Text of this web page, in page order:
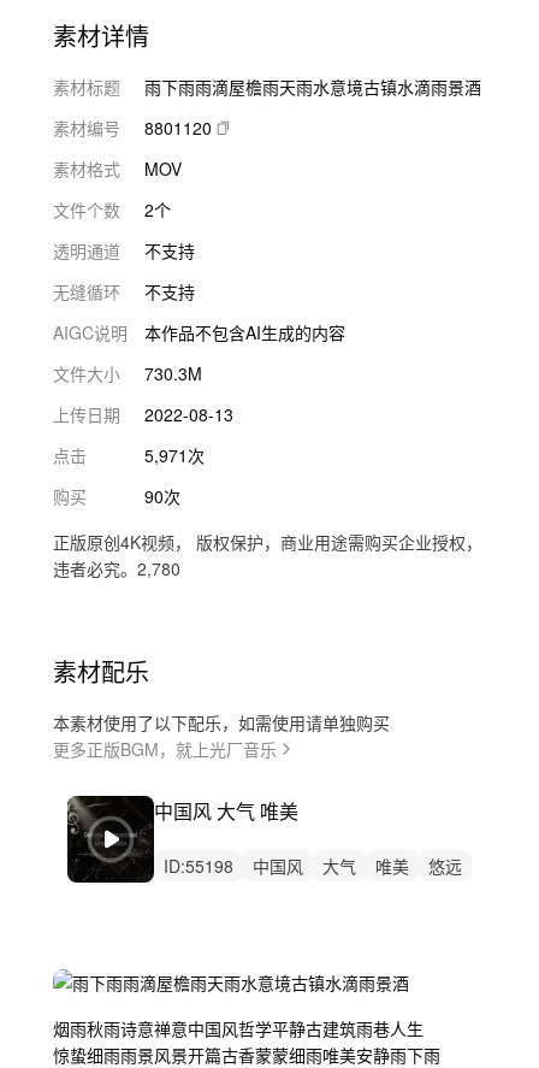
素材详情
素材标题
雨下雨雨滴屋檐雨天雨水意境古镇水滴雨景酒
素材编号
8801120
素材格式
MOV
文件个数
2个
透明通道
不支持
无缝循环
不支持
AIGC说明
本作品不包含AI生成的内容
文件大小
730.3M
上传日期
2022-08-13
点击
5,971次
购买
90次
正版原创4K视频， 版权保护，商业用途需购买企业授权，
违者必究。2,780
素材配乐
本素材使用了以下配乐，如需使用请单独购买
更多正版BGM，就上光厂音乐
中国风 大气 唯美
ID:55198 中国风 大气 唯美
悠远
烟雨秋雨诗意禅意中国风哲学平静古建筑雨巷人生
惊蛰细雨雨景风景开篇古香蒙蒙细雨唯美安静雨下雨